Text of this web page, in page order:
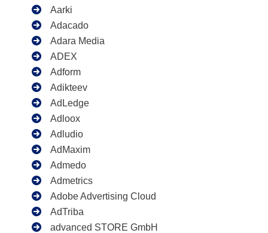
Aarki
Adacado
Adara Media
ADEX
Adform
Adikteev
AdLedge
Adloox
Adludio
AdMaxim
Admedo
Admetrics
Adobe Advertising Cloud
AdTriba
advanced STORE GmbH